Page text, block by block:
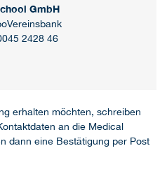
GmbH
2428 46
erhalten möchten, schreiben
an die Medical
dann eine Bestätigung per Post